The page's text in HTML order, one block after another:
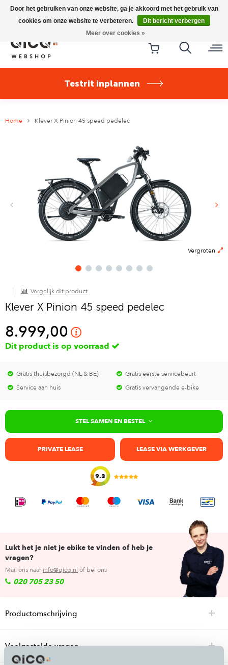
Riese & Müller Nevo5 Silent Core nu direct uit voorraad
leverbaar!
Testrit inplannen
Home Klever X Pinion 45 speed pedelec
Vergroten
Vergelijk dit product
Klever X Pinion 45 speed pedelec
8.999,00
Dit product is op voorraad
Gratis thuisbezorgd (NL & BE)
Gratis eerste servicebeurt
Service aan huis
Gratis vervangende e-bike
STEL SAMEN EN BESTEL
PRIVATE LEASE LEASE VIA WERKGEVER
9.3
Lukt het je niet je ebike te vinden of heb je
vragen?
Mail ons naar info@qicq.nl of bel ons
020 705 23 50
Productomschrijving
Veelgestelde vragen
Door het gebruiken van onze website, ga je akkoord met het gebruik van
cookies om onze website te verbeteren.
Dit bericht verbergen
Meer over cookies »